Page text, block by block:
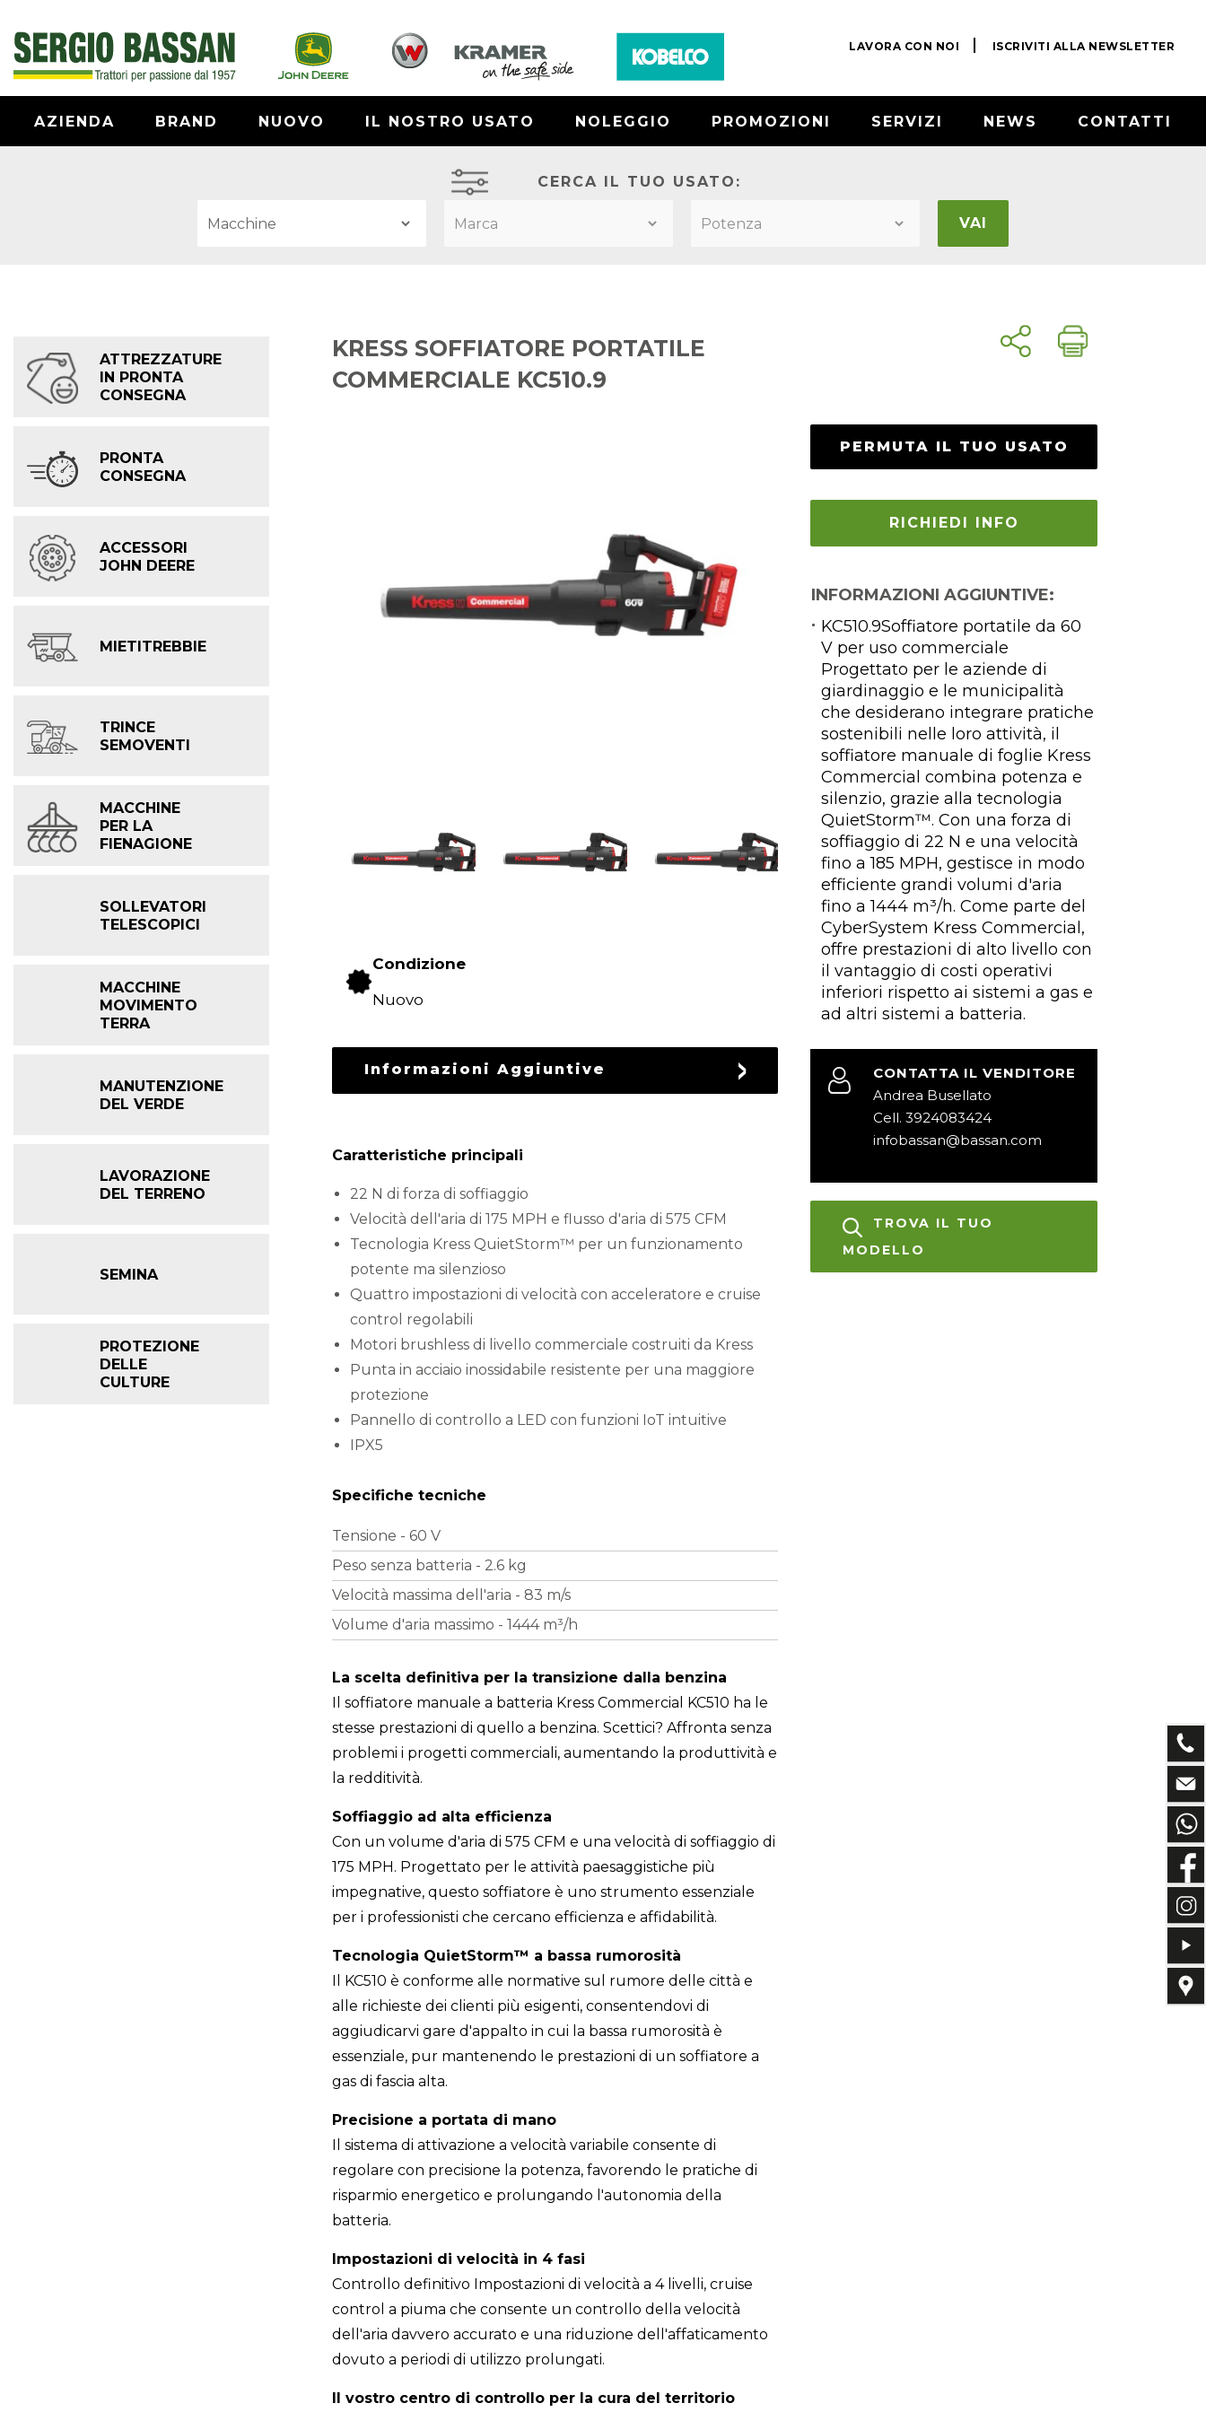
LAVORA CON NOI ISCRIVITI ALLA NEWSLETTER
AZIENDA BRAND NUOVO IL NOSTRO USATO NOLEGGIO PROMOZIONI SERVIZI NEWS CONTATTI
CERCA IL TUO USATO:
VAI
PERMUTA IL TUO USATO
RICHIEDI INFO
INFORMAZIONI AGGIUNTIVE:
KC510.9Soffiatore portatile da 60
V per uso commerciale
Progettato per le aziende di
giardinaggio e le municipalità
che desiderano integrare pratiche
sostenibili nelle loro attività, il
soffiatore manuale di foglie Kress
Commercial combina potenza e
silenzio, grazie alla tecnologia
QuietStorm™. Con una forza di
soffiaggio di 22 N e una velocità
fino a 185 MPH, gestisce in modo
efficiente grandi volumi d'aria
fino a 1444 m³/h. Come parte del
CyberSystem Kress Commercial,
offre prestazioni di alto livello con
il vantaggio di costi operativi
inferiori rispetto ai sistemi a gas e
ad altri sistemi a batteria.
CONTATTA IL VENDITORE
Andrea Busellato
Cell. 3924083424
infobassan@bassan.com
TROVA IL TUO
MODELLO
KRESS SOFFIATORE PORTATILE
COMMERCIALE KC510.9
Condizione
Nuovo
Informazioni Aggiuntive
Caratteristiche principali
22 N di forza di soffiaggio
Velocità dell'aria di 175 MPH e flusso d'aria di 575 CFM
Tecnologia Kress QuietStorm™ per un funzionamento
potente ma silenzioso
Quattro impostazioni di velocità con acceleratore e cruise
control regolabili
Motori brushless di livello commerciale costruiti da Kress
Punta in acciaio inossidabile resistente per una maggiore
protezione
Pannello di controllo a LED con funzioni IoT intuitive
IPX5
Specifiche tecniche
Tensione - 60 V
Peso senza batteria - 2.6 kg
Velocità massima dell'aria - 83 m/s
Volume d'aria massimo - 1444 m³/h
La scelta definitiva per la transizione dalla benzina
Il soffiatore manuale a batteria Kress Commercial KC510 ha le
stesse prestazioni di quello a benzina. Scettici? Affronta senza
problemi i progetti commerciali, aumentando la produttività e
la redditività.
Soffiaggio ad alta efficienza
Con un volume d'aria di 575 CFM e una velocità di soffiaggio di
175 MPH. Progettato per le attività paesaggistiche più
impegnative, questo soffiatore è uno strumento essenziale
per i professionisti che cercano efficienza e affidabilità.
Tecnologia QuietStorm™ a bassa rumorosità
Il KC510 è conforme alle normative sul rumore delle città e
alle richieste dei clienti più esigenti, consentendovi di
aggiudicarvi gare d'appalto in cui la bassa rumorosità è
essenziale, pur mantenendo le prestazioni di un soffiatore a
gas di fascia alta.
Precisione a portata di mano
Il sistema di attivazione a velocità variabile consente di
regolare con precisione la potenza, favorendo le pratiche di
risparmio energetico e prolungando l'autonomia della
batteria.
Impostazioni di velocità in 4 fasi
Controllo definitivo Impostazioni di velocità a 4 livelli, cruise
control a piuma che consente un controllo della velocità
dell'aria davvero accurato e una riduzione dell'affaticamento
dovuto a periodi di utilizzo prolungati.
Il vostro centro di controllo per la cura del territorio
ATTREZZATURE
IN PRONTA
CONSEGNA
PRONTA
CONSEGNA
ACCESSORI
JOHN DEERE
MIETITREBBIE
TRINCE
SEMOVENTI
MACCHINE
PER LA
FIENAGIONE
SOLLEVATORI
TELESCOPICI
MACCHINE
MOVIMENTO
TERRA
MANUTENZIONE
DEL VERDE
LAVORAZIONE
DEL TERRENO
SEMINA
PROTEZIONE
DELLE
CULTURE